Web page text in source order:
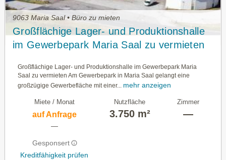
9063 Maria Saal • Büro zu mieten
Großflächige Lager- und Produktionshalle
im Gewerbepark Maria Saal zu vermieten
Großflächige Lager- und Produktionshalle im Gewerbepark Maria
Saal zu vermieten Am Gewerbepark in Maria Saal gelangt eine
großzügige Gewerbefläche mit einer...
mehr anzeigen
Miete / Monat
auf Anfrage
—
Gesponsert
Kreditfähigkeit prüfen
Nutzfläche
3.750 m²
Zimmer
—